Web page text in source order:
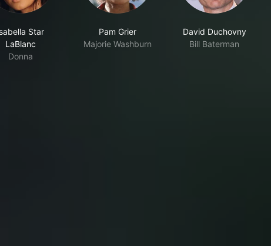
Star
LaBlanc
Donna
Pam Grier
Majorie Washburn
David Duchovny
Bill Baterman